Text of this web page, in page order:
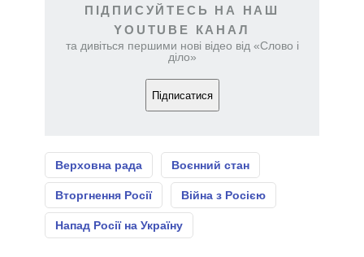
ПІДПИСУЙТЕСЬ НА НАШ
YOUTUBE КАНАЛ
та дивіться першими нові відео від «Слово і
діло»
Підписатися
Верховна рада Воєнний стан
Вторгнення Росії Війна з Росією
Напад Росії на Україну